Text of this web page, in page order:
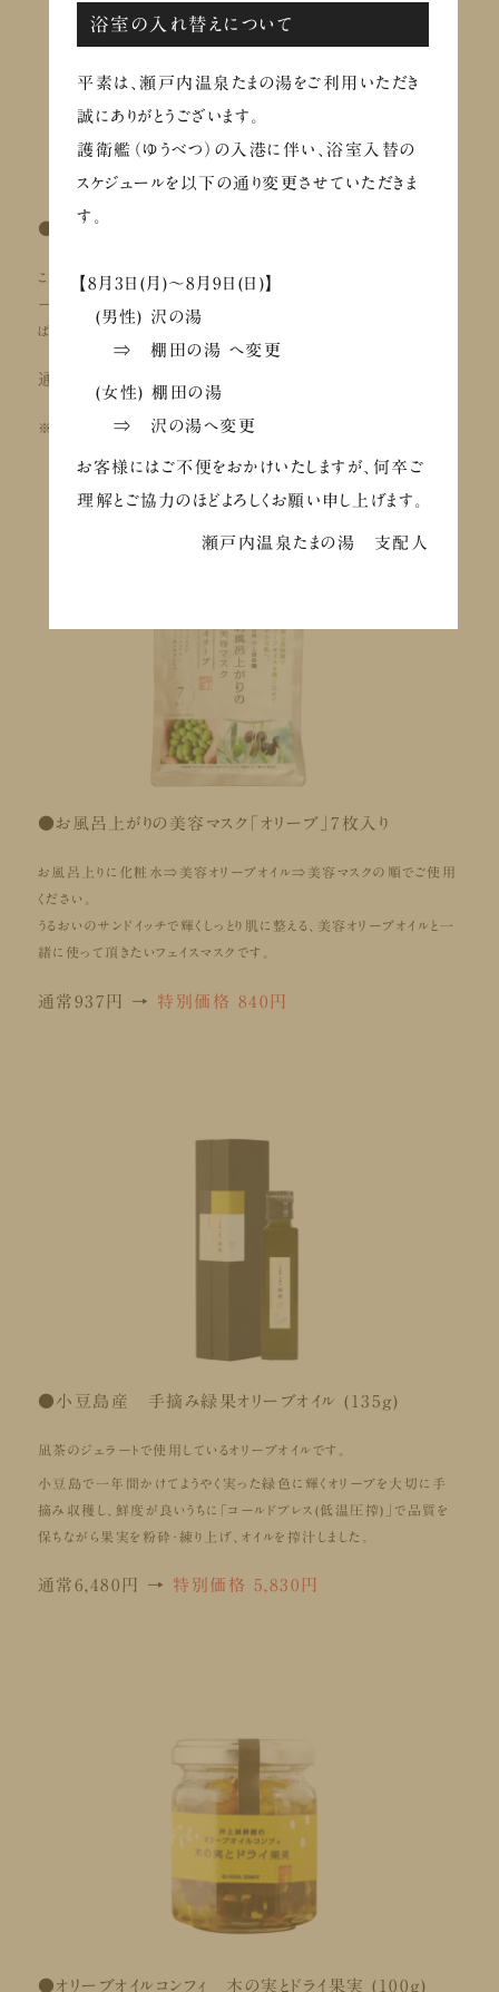
●釜炊きオリーブ石鹸 (100ｇ)
こだわりの釜焚き製法で100時間焚き上げ60日間じっくり熟成したオリ
ーブ石鹸。グリセリンが豊富で、洗い上がりがとてもやさしくお肌がつっ
ぱりません。
通常価格1,210円 →
※石鹸ケースも販売中です。
●お風呂上がりの美容マスク「オリーブ」7枚入り
お風呂上りに化粧水⇒美容オリーブオイル⇒美容マスクの順でご使用
ください。
うるおいのサンドイッチで輝くしっとり肌に整える、美容オリーブオイルと一
緒に使って頂きたいフェイスマスクです。
通常937円 → 特別価格 840円
●小豆島産 手摘み緑果オリーブオイル (135g)
凪茶のジェラートで使用しているオリーブオイルです。
小豆島で一年間かけてようやく実った緑色に輝くオリーブを大切に手
摘み収穫し、鮮度が良いうちに「コールドプレス(低温圧搾)」で品質を
保ちながら果実を粉砕・練り上げ、オイルを搾汁しました。
通常6,480円 → 特別価格 5,830円
●オリーブオイルコンフィ 木の実とドライ果実 (100g)
浴室の入れ替えについて
平素は、瀬戸内温泉たまの湯をご利用いただき
誠にありがとうございます。
護衛艦（ゆうべつ）の入港に伴い、浴室入替の
スケジュールを以下の通り変更させていただきま
す。
【8月3日(月)～8月9日(日)】
(男性) 沢の湯
⇒ 棚田の湯 へ変更
(女性) 棚田の湯
⇒ 沢の湯へ変更
お客様にはご不便をおかけいたしますが、何卒ご
理解とご協力のほどよろしくお願い申し上げます。
瀬戸内温泉たまの湯 支配人